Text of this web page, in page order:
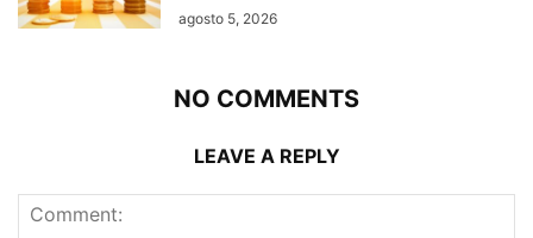
agosto 5, 2026
NO COMMENTS
LEAVE A REPLY